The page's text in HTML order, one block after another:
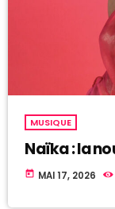
MUSIQUE
Naïka : la
today MAI 17, 2026